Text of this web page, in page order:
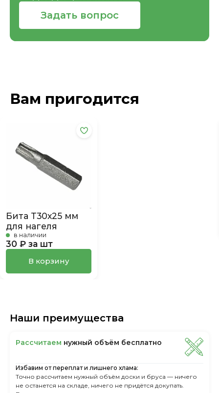
Задать вопрос
Вам пригодится
Бита Т30х25 мм
для нагеля
в наличии
30 ₽ за шт
В корзину
Наши преимущества
Рассчитаем нужный объём бесплатно
Избавим от переплат и лишнего хлама:
Точно рассчитаем нужный объём доски и бруса — ничего
не останется на складе, ничего не придётся докупать.